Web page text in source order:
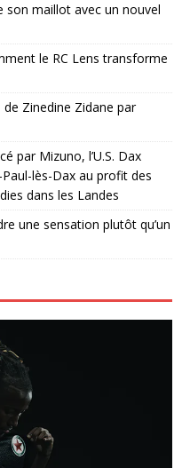
son maillot avec un nouvel
le RC Lens transforme
Zinedine Zidane par
par Mizuno, l’U.S. Dax
lès-Dax au profit des
dans les Landes
une sensation plutôt qu’un